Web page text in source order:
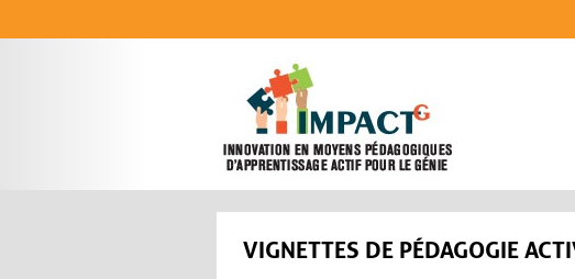
VIGNETTES DE PÉDAGOGIE